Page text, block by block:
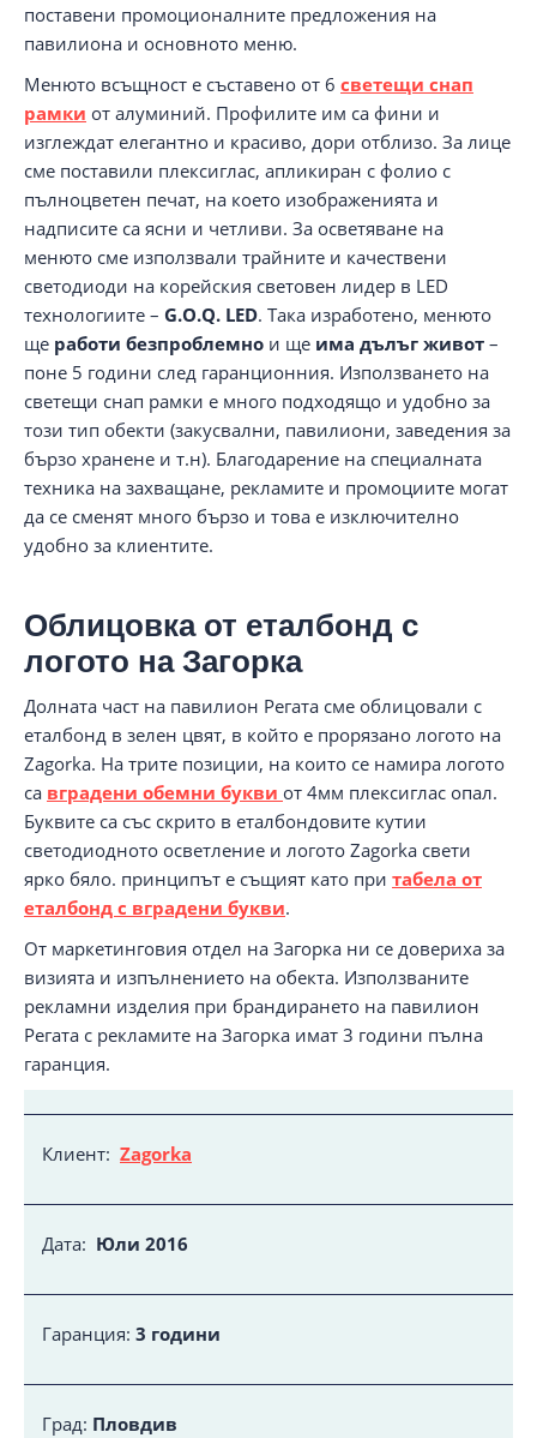
поставени промоционалните предложения на
павилиона и основното меню.
Менюто всъщност е съставено от 6 светещи снап
рамки от алуминий. Профилите им са фини и
изглеждат елегантно и красиво, дори отблизо. За лице
сме поставили плексиглас, апликиран с фолио с
пълноцветен печат, на което изображенията и
надписите са ясни и четливи. За осветяване на
менюто сме използвали трайните и качествени
светодиоди на корейския световен лидер в LED
технологиите – G.O.Q. LED. Така изработено, менюто
ще работи безпроблемно и ще има дълъг живот –
поне 5 години след гаранционния. Използването на
светещи снап рамки е много подходящо и удобно за
този тип обекти (закусвални, павилиони, заведения за
бързо хранене и т.н). Благодарение на специалната
техника на захващане, рекламите и промоциите могат
да се сменят много бързо и това е изключително
удобно за клиентите.
Облицовка от еталбонд с
логото на Загорка
Долната част на павилион Регата сме облицовали с
еталбонд в зелен цвят, в който е прорязано логото на
Zagorka. На трите позиции, на които се намира логото
са вградени обемни букви от 4мм плексиглас опал.
Буквите са със скрито в еталбондовите кутии
светодиодното осветление и логото Zagorka свети
ярко бяло. принципът е същият като при табела от
еталбонд с вградени букви.
От маркетинговия отдел на Загорка ни се довериха за
визията и изпълнението на обекта. Използваните
рекламни изделия при брандирането на павилион
Регата с рекламите на Загорка имат 3 години пълна
гаранция.
Клиент: Zagorka
Дата: Юли 2016
Гаранция: 3 години
Град: Пловдив